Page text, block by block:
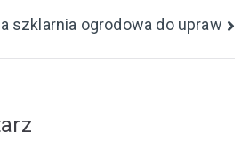
szklarnia ogrodowa do upraw